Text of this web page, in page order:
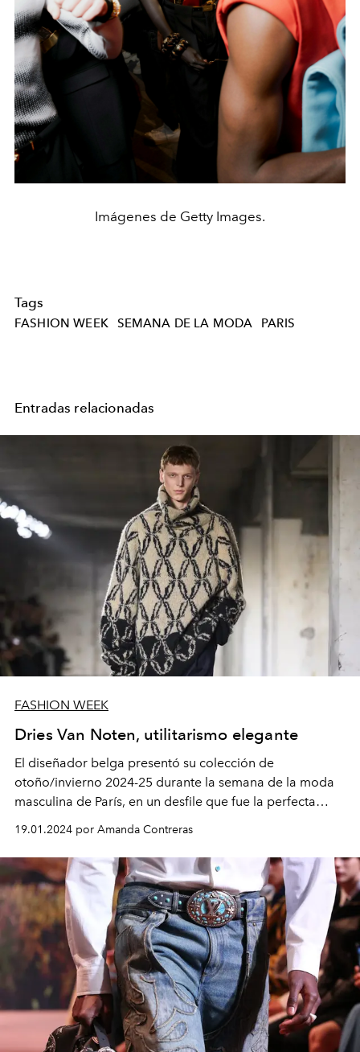
Imágenes de Getty Images.
Tags
FASHION WEEK SEMANA DE LA MODA PARIS
Entradas relacionadas
FASHION WEEK
Dries Van Noten, utilitarismo elegante
El diseñador belga presentó su colección de
otoño/invierno 2024-25 durante la semana de la moda
masculina de París, en un desfile que fue la perfecta
armonía entre elegancia y
19.01.2024 por Amanda Contreras